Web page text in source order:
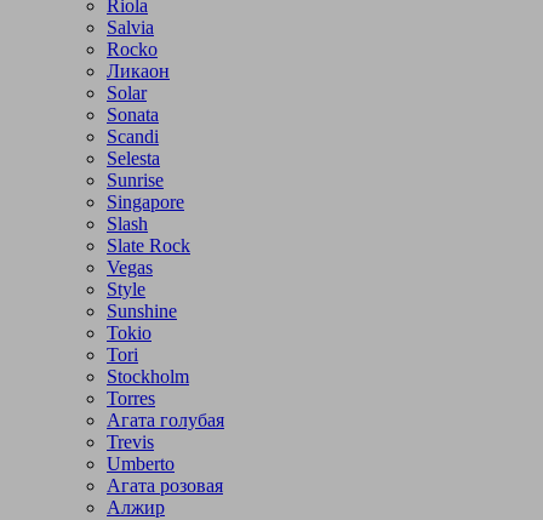
Riola
Salvia
Rocko
Ликаон
Solar
Sonata
Scandi
Selesta
Sunrise
Singapore
Slash
Slate Rock
Vegas
Style
Sunshine
Tokio
Tori
Stockholm
Torres
Агата голубая
Trevis
Umberto
Агата розовая
Алжир